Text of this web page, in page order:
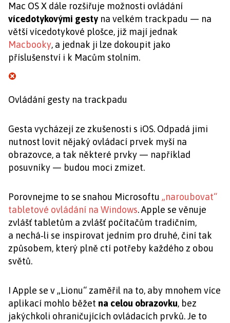
Mac OS X dále rozšiřuje možnosti ovládání
vícedotykovými gesty na velkém trackpadu — na
větší vícedotykové plošce, již mají jednak
Macbooky, a jednak ji lze dokoupit jako
příslušenství i k Macům stolním.
Ovládání gesty na trackpadu
Gesta vycházejí ze zkušenosti s iOS. Odpadá jimi
nutnost lovit nějaký ovládací prvek myší na
obrazovce, a tak některé prvky — například
posuvníky — budou moci zmizet.
Porovnejme to se snahou Microsoftu „naroubovat“
tabletové ovládání na Windows. Apple se věnuje
zvlášť tabletům a zvlášť počítačům tradičním,
a nechá‑li se inspirovat jedním pro druhé, činí tak
způsobem, který plně ctí potřeby každého z obou
světů.
I Apple se v „Lionu“ zaměřil na to, aby mnohem více
aplikací mohlo běžet na celou obrazovku, bez
jakýchkoli ohraničujících ovládacích prvků. Je to